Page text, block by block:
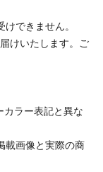
できません。
けいたします。ご
ラー表記と異な
載画像と実際の商